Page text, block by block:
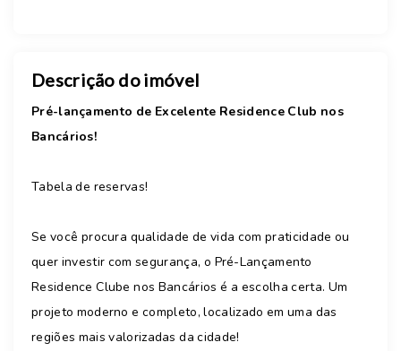
Descrição do imóvel
Pré-lançamento de Excelente Residence Club nos
Bancários!
Tabela de reservas!
Se você procura qualidade de vida com praticidade ou
quer investir com segurança, o Pré-Lançamento
Residence Clube nos Bancários é a escolha certa. Um
projeto moderno e completo, localizado em uma das
regiões mais valorizadas da cidade!